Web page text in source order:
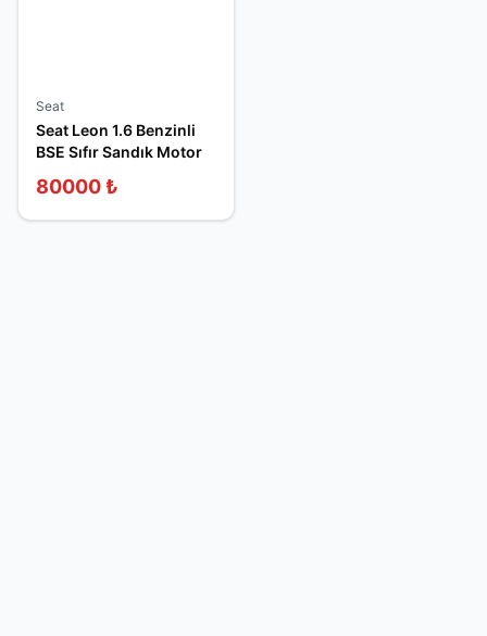
Seat
Seat Leon 1.6 Benzinli
BSE Sıfır Sandık Motor
80000 ₺